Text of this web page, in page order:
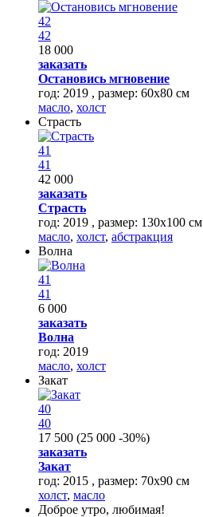
42
42
18 000
заказать
Остановись мгновение
год: 2019 , размер: 60х80 см
масло, холст
Страсть
41
41
42 000
заказать
Страсть
год: 2019 , размер: 130х100 см
масло, холст, абстракция
Волна
41
41
6 000
заказать
Волна
год: 2019
масло, холст
Закат
40
40
17 500 (25 000 -30%)
заказать
Закат
год: 2015 , размер: 70х90 см
холст, масло
Доброе утро, любимая!